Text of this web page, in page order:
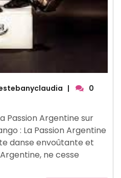
|
0
Passion Argentine sur
: La Passion Argentine
danse envoûtante et
ne cesse